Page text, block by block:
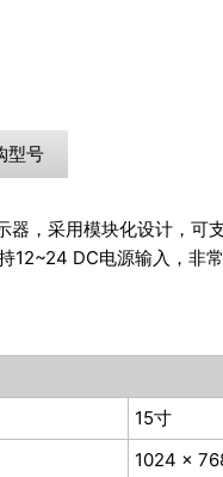
型号
器，采用模块化设计，
12~24 DC电源输入，非
15寸
1024 x